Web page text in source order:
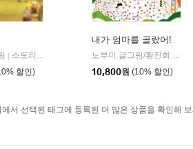
스토리보울
할인)
내가 엄마를 골랐어!
노부미 글그림/황진희 역
10,800원 (10% 할인)
에서 선택된 태그에 등록된 더 많은 상품을 확인해